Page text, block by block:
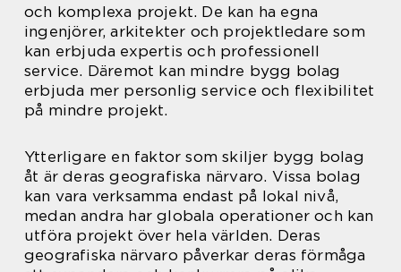
och komplexa projekt. De kan ha egna
ingenjörer, arkitekter och projektledare som
kan erbjuda expertis och professionell
service. Däremot kan mindre bygg bolag
erbjuda mer personlig service och flexibilitet
på mindre projekt.
Ytterligare en faktor som skiljer bygg bolag
åt är deras geografiska närvaro. Vissa bolag
kan vara verksamma endast på lokal nivå,
medan andra har globala operationer och kan
utföra projekt över hela världen. Deras
geografiska närvaro påverkar deras förmåga